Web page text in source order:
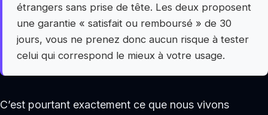
étrangers sans prise de tête. Les deux proposent
une garantie « satisfait ou remboursé » de 30
jours, vous ne prenez donc aucun risque à tester
celui qui correspond le mieux à votre usage.
C’est pourtant exactement ce que nous vivons